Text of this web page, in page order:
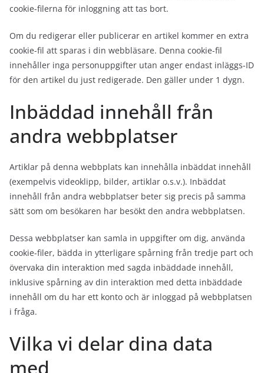
cookie-filerna för inloggning att tas bort.
Om du redigerar eller publicerar en artikel kommer en extra
cookie-fil att sparas i din webbläsare. Denna cookie-fil
innehåller inga personuppgifter utan anger endast inläggs-ID
för den artikel du just redigerade. Den gäller under 1 dygn.
Inbäddad innehåll från
andra webbplatser
Artiklar på denna webbplats kan innehålla inbäddat innehåll
(exempelvis videoklipp, bilder, artiklar o.s.v.). Inbäddat
innehåll från andra webbplatser beter sig precis på samma
sätt som om besökaren har besökt den andra webbplatsen.
Dessa webbplatser kan samla in uppgifter om dig, använda
cookie-filer, bädda in ytterligare spårning från tredje part och
övervaka din interaktion med sagda inbäddade innehåll,
inklusive spårning av din interaktion med detta inbäddade
innehåll om du har ett konto och är inloggad på webbplatsen
i fråga.
Vilka vi delar dina data
med